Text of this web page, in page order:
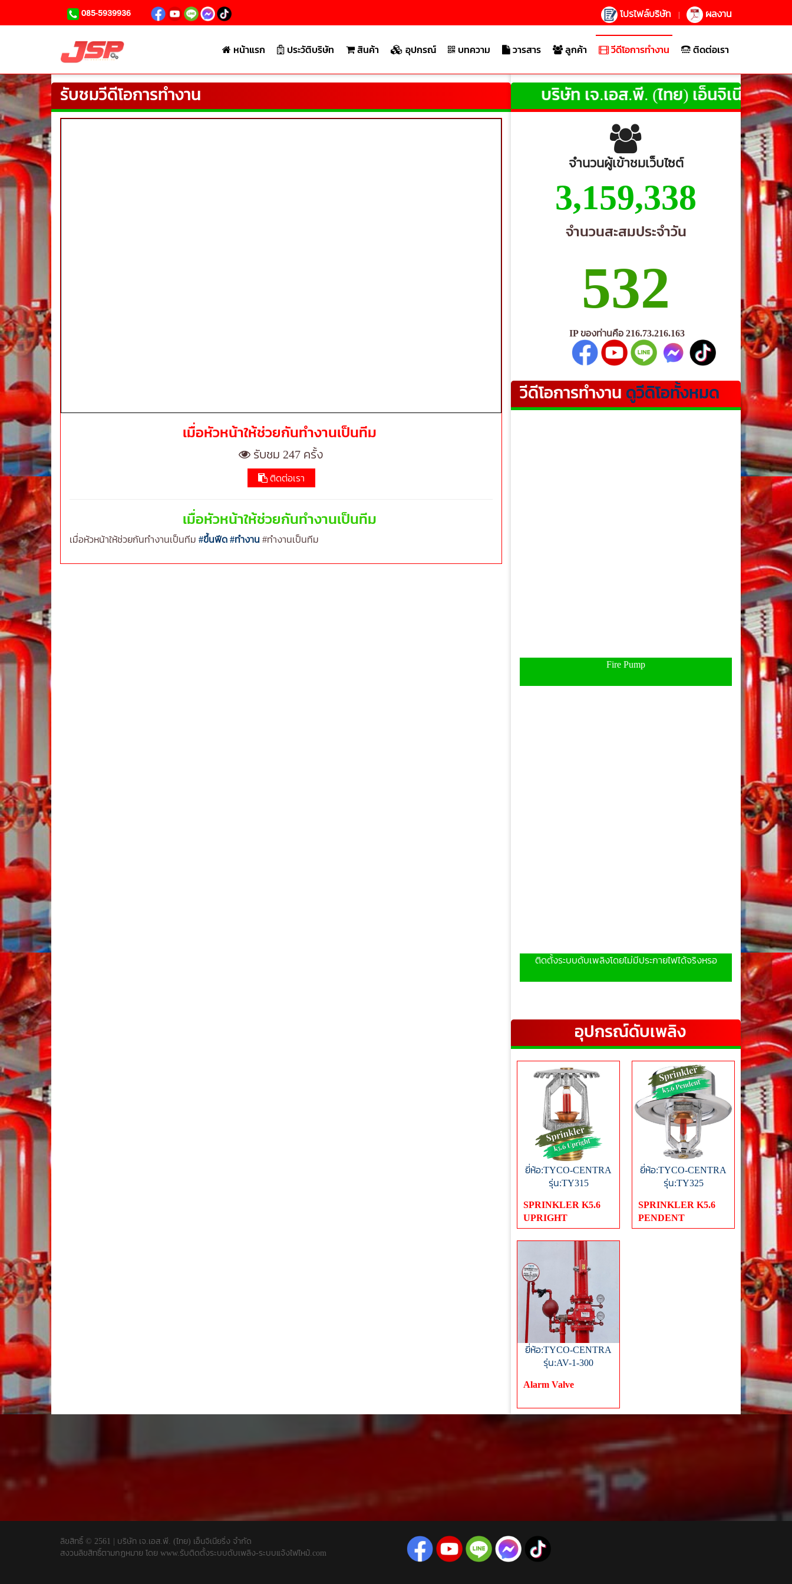
085-5939936 โปรไฟล์บริษัท | ผลงาน
หน้าแรก ประวัติบริษัท สินค้า อุปกรณ์ บทความ วารสาร ลูกค้า วีดีโอการทำงาน ติดต่อเรา
รับชมวีดีโอการทำงาน
เมื่อหัวหน้าให้ช่วยกันทำงานเป็นทีม
รับชม 247 ครั้ง
ติดต่อเรา
เมื่อหัวหน้าให้ช่วยกันทำงานเป็นทีม
เมื่อหัวหน้าให้ช่วยกันทำงานเป็นทีม #ขึ้นฟีด#ทํางาน#ทำงานเป็นทีม
บริษัท เจ.เอส.พี. (ไทย) เอ็นจิเนียริ่งจำกัด
จำนวนผู้เข้าชมเว็บไซต์
3,159,338
จำนวนสะสมประจำวัน
532
IP ของท่านคือ 216.73.216.163
วีดีโอการทำงาน ดูวีดิโอทั้งหมด
Fire Pump
ติดตั้งระบบดับเพลิงโดยไม่มีประกายไฟได้จริงหรอ
อุปกรณ์ดับเพลิง
ยี่ห้อ:TYCO-CENTRA
รุ่น:TY315
SPRINKLER K5.6
UPRIGHT
ยี่ห้อ:TYCO-CENTRA
รุ่น:TY325
SPRINKLER K5.6
PENDENT
ยี่ห้อ:TYCO-CENTRA
รุ่น:AV-1-300
Alarm Valve
ลิขสิทธิ์ © 2561 | บริษัท เจ.เอส.พี. (ไทย) เอ็นจิเนียริ่ง จำกัด
สงวนลิขสิทธิ์ตามกฏหมาย โดย www.รับติดตั้งระบบดับเพลิง-ระบบแจ้งไฟไหม้.com